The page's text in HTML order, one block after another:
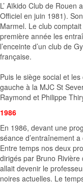
L’ Aïkido Club de
Officiel en juin 1981).
Marmel. Le club
première année les
l’enceinte d’un club de
française.
Puis le siège social et
gauche à la MJC St
Raymond et Philippe
1986
En 1986, devant une
séance d’entraînement
Entre temps nos deux
dirigés par Bruno Rivière
allait devenir le
noires actuelles. Le